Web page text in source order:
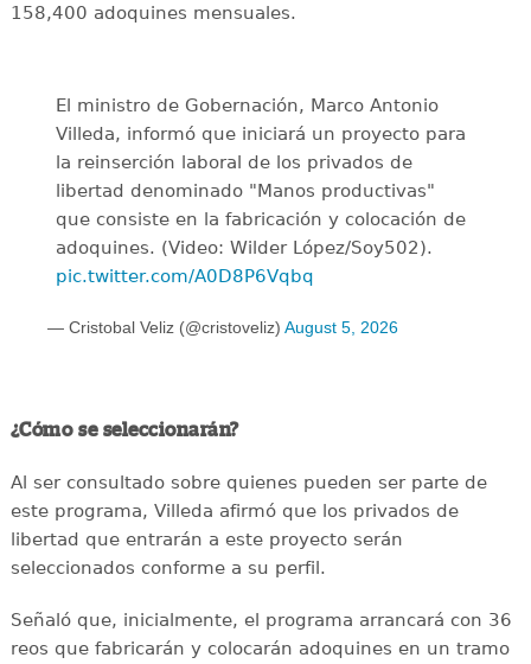
158,400 adoquines mensuales.
El ministro de Gobernación, Marco Antonio
Villeda, informó que iniciará un proyecto para
la reinserción laboral de los privados de
libertad denominado "Manos productivas"
que consiste en la fabricación y colocación de
adoquines. (Video: Wilder López/Soy502).
pic.twitter.com/A0D8P6Vqbq
— Cristobal Veliz (@cristoveliz) August 5, 2026
¿Cómo se seleccionarán?
Al ser consultado sobre quienes pueden ser parte de
este programa, Villeda afirmó que los privados de
libertad que entrarán a este proyecto serán
seleccionados conforme a su perfil.
Señaló que, inicialmente, el programa arrancará con 36
reos que fabricarán y colocarán adoquines en un tramo